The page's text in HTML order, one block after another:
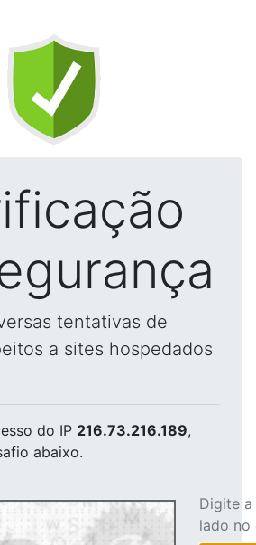
tentativas de
a sites hospedados
do IP 216.73.216.189,
abaixo.
Digite
lado no